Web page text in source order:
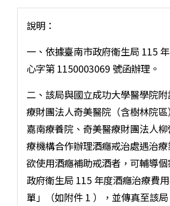
說明：
一、依據臺南市政府衛生局 115
心字第 1150003069 號函辦理。
二、該局與國立成功大學醫學院
療財團法人奇美醫院（含樹林院
嘉南療養院、奇美醫療財團法人
療機構合作辦理酒癮戒治處遇治
欲使用酒癮補助戒酒者，可輔導
政府衛生局 115 年度酒癮治療費
單」（如附件 1 ），並傳真至該局